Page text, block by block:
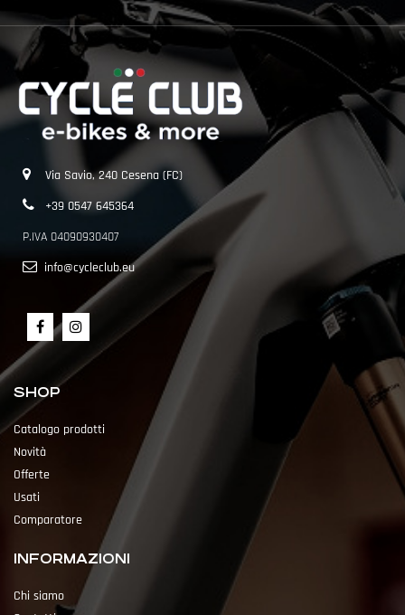
Via Savio, 240 Cesena (FC)
+39 0547 645364
P.IVA 04090930407
info@cycleclub.eu
SHOP
Catalogo prodotti
Novità
Offerte
Usati
Comparatore
INFORMAZIONI
Chi siamo